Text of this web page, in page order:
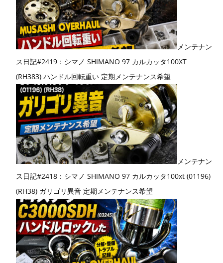
メンテナン
ス日記#2419：シマノ SHIMANO 97 カルカッタ100XT
(RH383) ハンドル回転重い 定期メンテナンス希望
メンテナン
ス日記#2418：シマノ SHIMANO 97 カルカッタ100xt (01196)
(RH38) ガリゴリ異音 定期メンテナンス希望